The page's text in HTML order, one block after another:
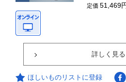
定価51,469
詳しく見る
ほしいものリストに登録